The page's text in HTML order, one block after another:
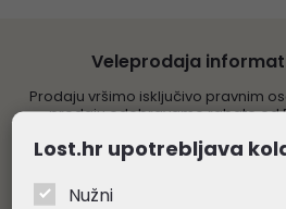
Veleprodaja
Prodaju vršimo isključivo pravnim
prodaju odobravamo rabate od
Obratite nam se s
Lost.hr upotrebljava
Nužni